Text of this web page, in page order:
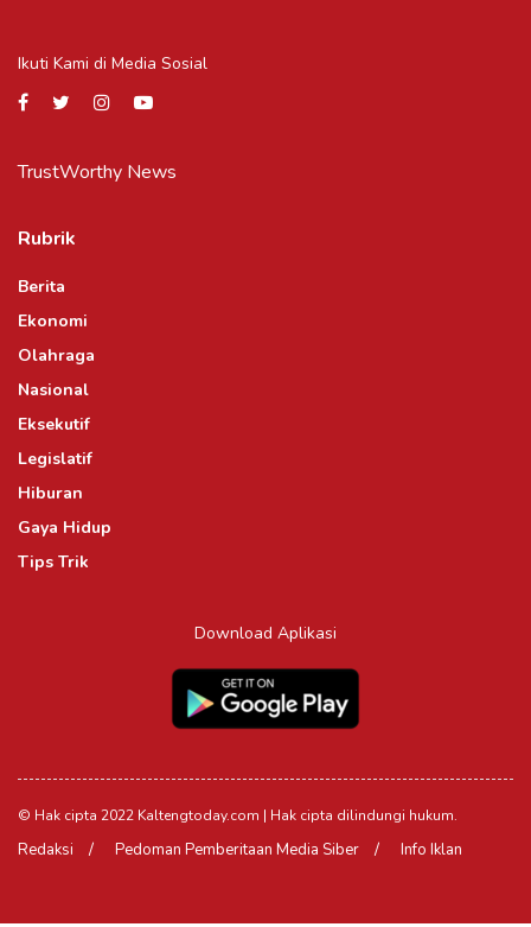
Ikuti Kami di Media Sosial
TrustWorthy News
Rubrik
Berita
Ekonomi
Olahraga
Nasional
Eksekutif
Legislatif
Hiburan
Gaya Hidup
Tips Trik
Download Aplikasi
© Hak cipta 2022 Kaltengtoday.com | Hak cipta dilindungi hukum.
Redaksi Pedoman Pemberitaan Media Siber Info Iklan